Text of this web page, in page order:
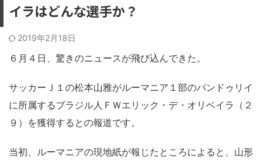
イラはどんな選手か？
2019年2月18日
６月４日、驚きのニュースが飛び込んできた。
サッカーＪ１の松本山雅がルーマニア１部のパンドゥリイ
に所属するブラジル人ＦＷエリック・デ・オリベイラ（２
９）を獲得するとの報道です。
当初、ルーマニアの現地紙が報じたところによると、山形